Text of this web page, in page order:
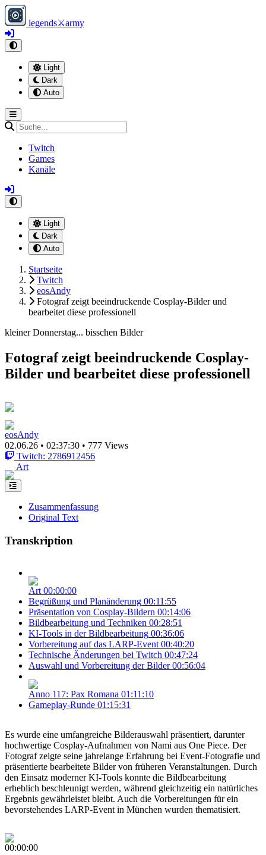
legends⚔army
Light
Dark
Auto
Twitch
Games
Kanäle
Light
Dark
Auto
Startseite
Twitch
eosAndy
Fotograf zeigt beeindruckende Cosplay-Bilder und
bearbeitet diese professionell
kleiner Donnerstag... bisschen Bilder
Fotograf zeigt beeindruckende Cosplay-
Bilder und bearbeitet diese professionell
eosAndy
02.06.26 • 02:37:30 • 777 Views
Twitch: 2786912456
Art
Zusammenfassung
Original Text
Transkription
Art 00:00:00
Begrüßung und Planänderung 00:11:55
Präsentation von Cosplay-Bildern 00:14:06
Bildbearbeitung und Techniken 00:28:51
KI-Tools in der Bildbearbeitung 00:36:06
Vorbereitung auf das LARP-Event 00:40:20
Technische Änderungen bei Twitch 00:47:24
Auswahl und Vorbereitung der Bilder 00:56:04
Anno 117: Pax Romana 01:11:10
Gameplay-Runde 01:15:31
Es wurde eine umfangreiche Bilderauswahl präsentiert, darunter
hochwertige Cosplay-Aufnahmen von Nami aus One Piece. Der
Fotograf zeigte seine jahrelange Erfahrung bei Event-Fotografie und
präsentierte bearbeitete Bilder von früheren Veranstaltungen. Durch
den Einsatz moderner KI-Tools konnte die Bildbearbeitung
erheblich beschleunigt werden, während gleichzeitig ein natürliches
Ergebnis gewährleistet bleibt. Auch die Vorbereitungen für ein
bevorstehendes LARP-Event in München wurden thematisiert.
00:00:00